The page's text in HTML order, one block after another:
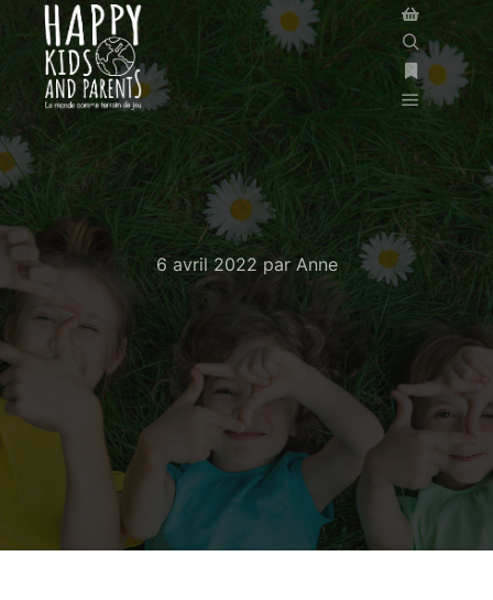
6 avril 2022 par Anne